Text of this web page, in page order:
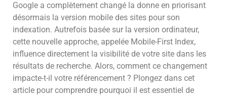
Google a complètement changé la donne en priorisant
désormais la version mobile des sites pour son
indexation. Autrefois basée sur la version ordinateur,
cette nouvelle approche, appelée Mobile-First Index,
influence directement la visibilité de votre site dans les
résultats de recherche. Alors, comment ce changement
impacte-t-il votre référencement ? Plongez dans cet
article pour comprendre pourquoi il est essentiel de